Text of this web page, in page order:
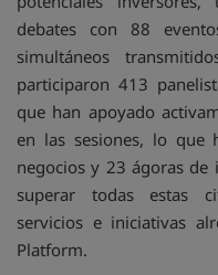
debates con 88
simultáneos
participaron 413
que han apoyado
en las sesiones, lo que
negocios y 23 ágoras de
superar todas estas
servicios e iniciativas
Platform.